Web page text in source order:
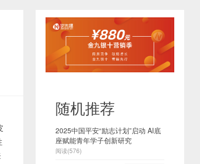
随机推荐
2025中国平安“励志计划”启动 AI底
座赋能青年学子创新研究
阅读(576)